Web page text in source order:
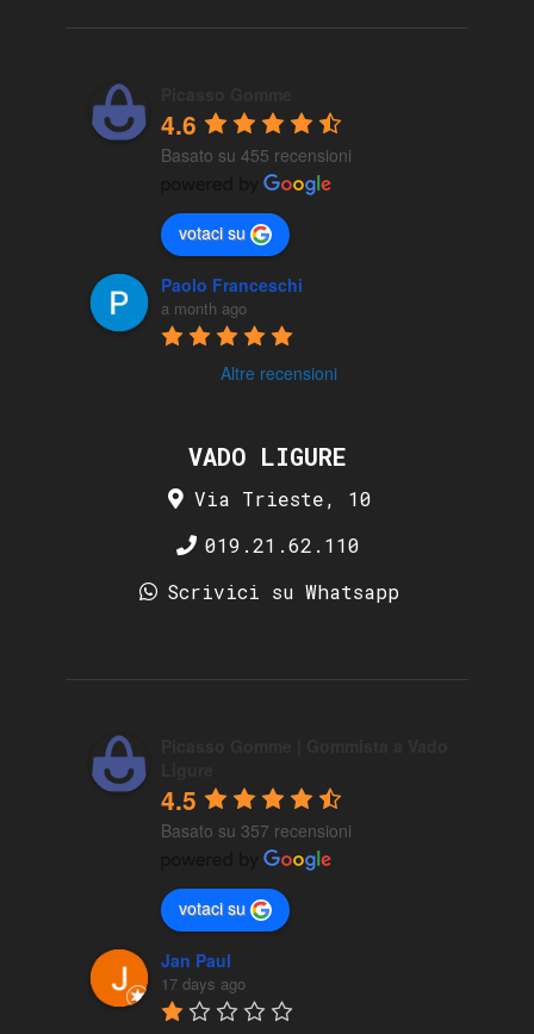
4.6
Basato su 455 recensioni
votaci su
Paolo Franceschi
a month ago
Altre recensioni
VADO LIGURE
Via Trieste, 10
019.21.62.110
Scrivici su Whatsapp
4.5
Basato su 357 recensioni
votaci su
Jan Paul
17 days ago